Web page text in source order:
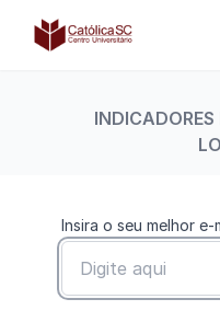
Católica SC | Experts
INDICADORES
Insira o seu melhor e-